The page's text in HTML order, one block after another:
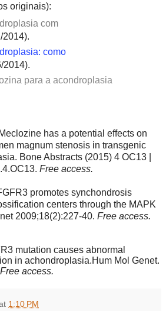
originais):
com
2014).
como
2014).
para a acondroplasia
has a potential effects on
magnum stenosis in transgenic
Bone Abstracts (2015) 4 OC13 |
Free access.
promotes synchondrosis
centers through the MAPK
2009;18(2):227-40. Free access.
mutation causes abnormal
in achondroplasia.Hum Mol Genet.
Free access.
1:10 PM